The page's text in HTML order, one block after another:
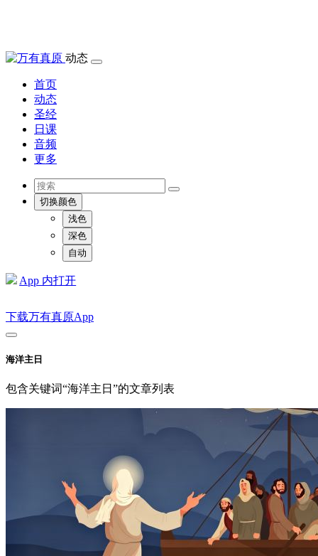
动态
首页
动态
圣经
日课
音频
更多
切换颜色
浅色
深色
自动
App 内打开
下载万有真原App
海洋主日
包含关键词“海洋主日”的文章列表